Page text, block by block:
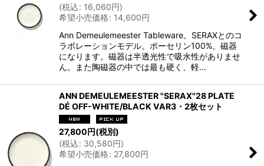
絞り込む
(税込: 16,060円)
希望小売価格: 14,600円
Ann Demeulemeester Tableware。SERAXとのコ
ラボレーションモデル。ポーセリン100%。磁器
になります。磁器は半透光性で吸水性がありませ
ん。また陶磁器の中では最も硬く、軽…
ANN DEMEULEMEESTER "SERAX"28 PLATE
DÉ OFF-WHITE/BLACK VAR3・2枚セット
27,800円(税別)
(税込: 30,580円)
希望小売価格: 27,800円